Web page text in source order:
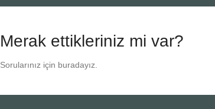
Merak ettikleriniz mi var?
Sorularınız için buradayız.